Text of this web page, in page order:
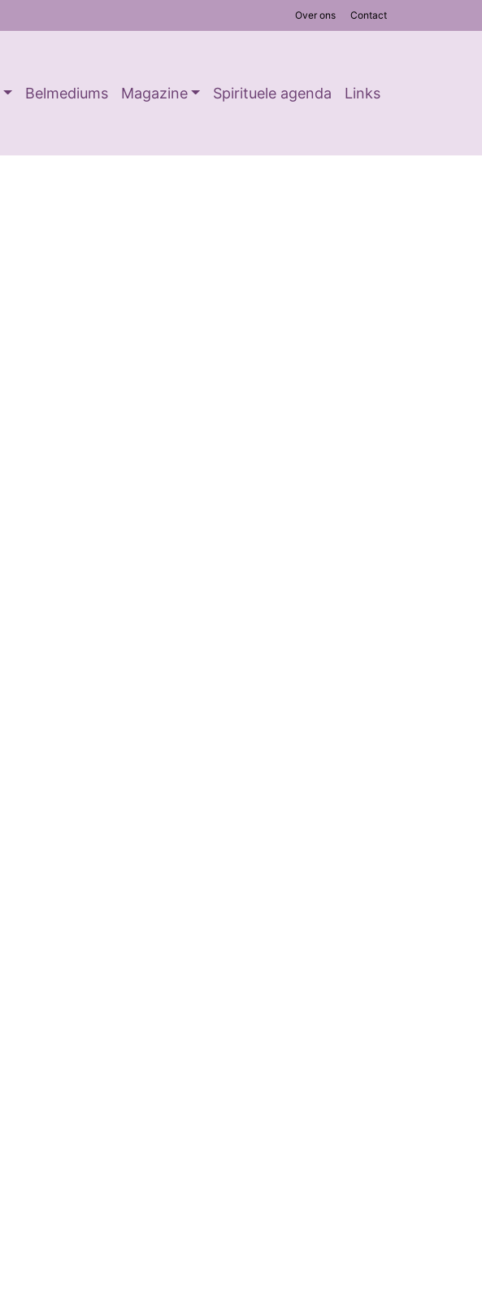
Over ons Contact
Belmediums Magazine Spirituele agenda Links